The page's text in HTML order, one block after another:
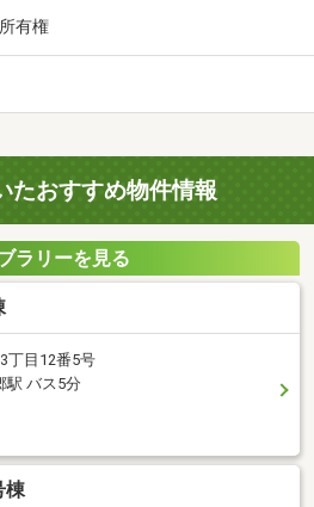
所有権
たおすすめ物件情報
ラリーを見る
丁目12番5号
駅 バス5分
棟